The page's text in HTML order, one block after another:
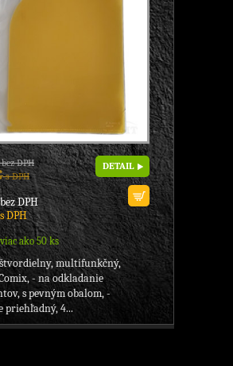
bez DPH
s DPH
DPH
DPH
ako 50 ks
DETAIL
multifunkčný,
- na odkladanie
s pevným obalom, -
priehľadný, 4...